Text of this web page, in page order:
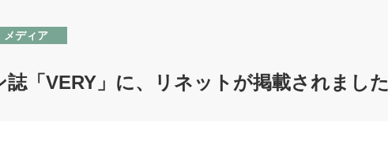
メディア
誌「VERY」に、リネットが掲載されました